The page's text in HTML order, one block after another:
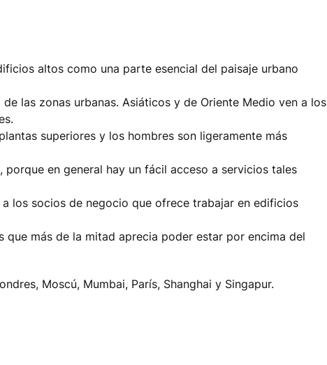
altos como una parte esencial del paisaje urbano
las zonas urbanas. Asiáticos y de Oriente Medio ven a los
superiores y los hombres son ligeramente más
en general hay un fácil acceso a servicios tales
los socios de negocio que ofrece trabajar en edificios
que más de la mitad aprecia poder estar por encima del
Moscú, Mumbai, París, Shanghai y Singapur.